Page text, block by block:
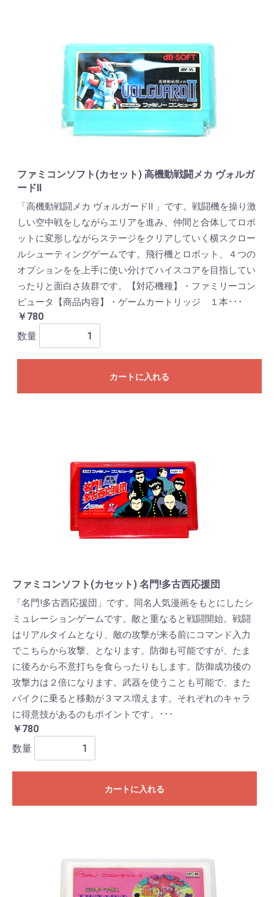
ファミコンソフト(カセット) 高機動戦闘メカ ヴォルガ
ードII
「高機動戦闘メカ ヴォルガードII 」です。戦闘機を操り激
しい空中戦をしながらエリアを進み、仲間と合体してロボ
ットに変形しながらステージをクリアしていく横スクロー
ルシューティングゲームです。飛行機とロボット、４つの
オプションをを上手に使い分けてハイスコアを目指してい
ったりと面白さ抜群です。【対応機種】・ファミリーコン
ピュータ【商品内容】・ゲームカートリッジ １本･･･
￥780
数量
カートに入れる
ファミコンソフト(カセット) 名門!多古西応援団
「名門!多古西応援団」です。同名人気漫画をもとにしたシ
ミュレーションゲームです。敵と重なると戦闘開始。戦闘
はリアルタイムとなり、敵の攻撃が来る前にコマンド入力
でこちらから攻撃、となります。防御も可能ですが、たま
に後ろから不意打ちを食らったりもします。防御成功後の
攻撃力は２倍になります。武器を使うことも可能で、また
バイクに乗ると移動が３マス増えます。それぞれのキャラ
に得意技があるのもポイントです。･･･
￥780
数量
カートに入れる